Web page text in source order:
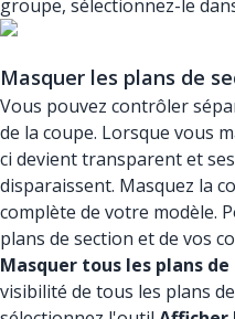
groupe, sélectionnez-le
Masquer les plans de
Vous pouvez contrôler
de la coupe. Lorsque vous
ci devient transparent et
disparaissent. Masquez la
complète de votre modèle.
plans de section et de vos
Masquer tous les plans
visibilité de tous les plans